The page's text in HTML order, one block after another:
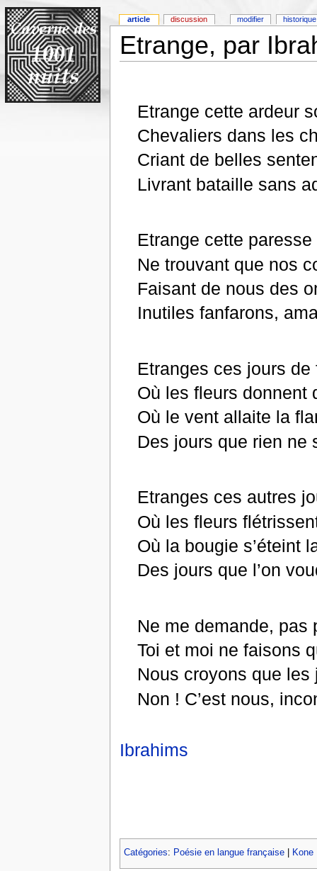
Etrange, par
Etrange cette ardeur
Chevaliers dans les
Criant de belles
Livrant bataille sans
Etrange cette
Ne trouvant que nos
Faisant de nous des
Inutiles fanfarons,
Etranges ces jours
Où les fleurs donnent
Où le vent allaite la
Des jours que rien ne
Etranges ces autres
Où les fleurs
Où la bougie s’éteint
Des jours que l’on
Ne me demande, pas
Toi et moi ne faisons
Nous croyons que
Non ! C’est nous,
Ibrahims
Catégories: Poésie en langue française| Kone
article discussion modifier historique